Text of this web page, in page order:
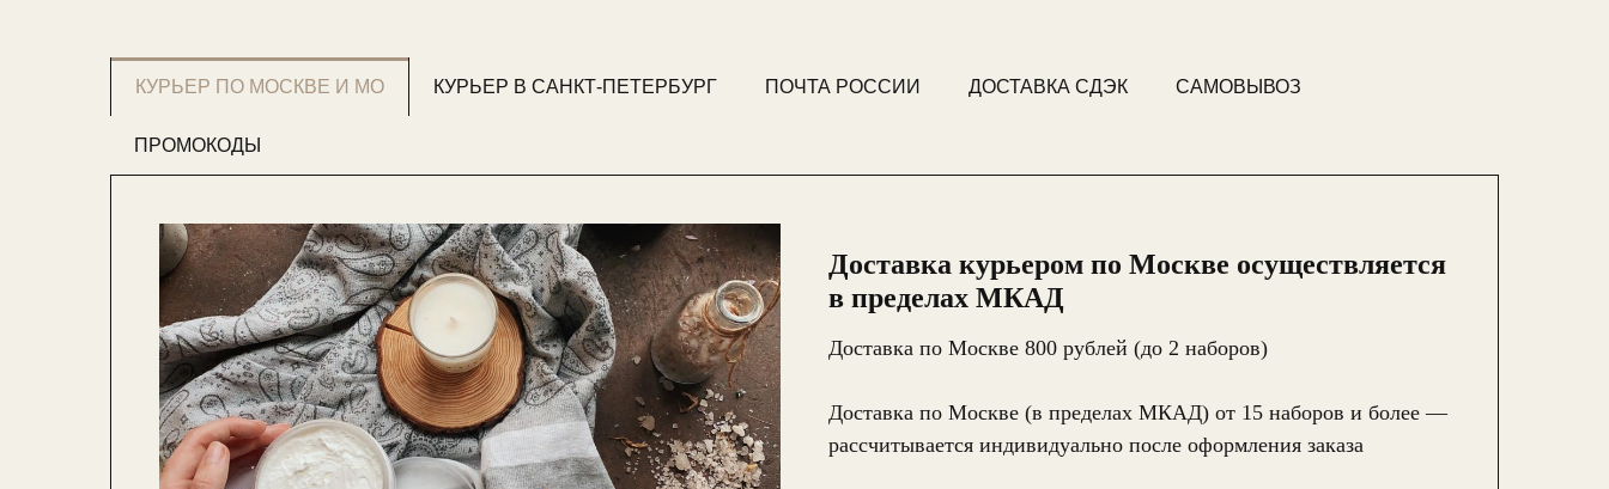
КУРЬЕР ПО МОСКВЕ И МО КУРЬЕР В САНКТ-ПЕТЕРБУРГ ПОЧТА РОССИИ ДОСТАВКА СДЭК САМОВЫВОЗ
ПРОМОКОДЫ
Доставка курьером по Москве осуществляется
в пределах МКАД
Доставка по Москве 800 рублей (до 2 наборов)
Доставка по Москве (в пределах МКАД) от 15 наборов и более —
рассчитывается индивидуально после оформления заказа